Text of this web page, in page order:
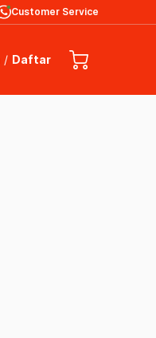
Customer Service
/ Daftar